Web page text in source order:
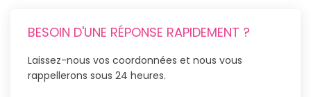
BESOIN D'UNE RÉPONSE RAPIDEMENT ?
Laissez-nous vos coordonnées et nous vous
rappellerons sous 24 heures.